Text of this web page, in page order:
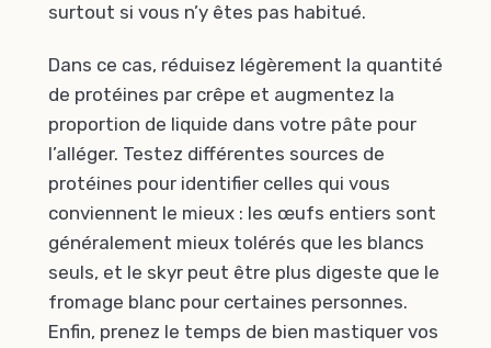
surtout si vous n’y êtes pas habitué.
Dans ce cas, réduisez légèrement la quantité
de protéines par crêpe et augmentez la
proportion de liquide dans votre pâte pour
l’alléger. Testez différentes sources de
protéines pour identifier celles qui vous
conviennent le mieux : les œufs entiers sont
généralement mieux tolérés que les blancs
seuls, et le skyr peut être plus digeste que le
fromage blanc pour certaines personnes.
Enfin, prenez le temps de bien mastiquer vos